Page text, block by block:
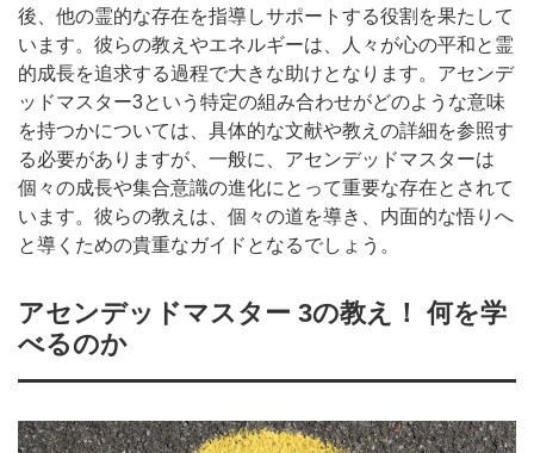
後、他の霊的な存在を指導しサポートする役割を果たして
います。彼らの教えやエネルギーは、人々が心の平和と霊
的成長を追求する過程で大きな助けとなります。アセンデ
ッドマスター3という特定の組み合わせがどのような意味
を持つかについては、具体的な文献や教えの詳細を参照す
る必要がありますが、一般に、アセンデッドマスターは
個々の成長や集合意識の進化にとって重要な存在とされて
います。彼らの教えは、個々の道を導き、内面的な悟りへ
と導くための貴重なガイドとなるでしょう。
アセンデッドマスター 3の教え！ 何を学
べるのか